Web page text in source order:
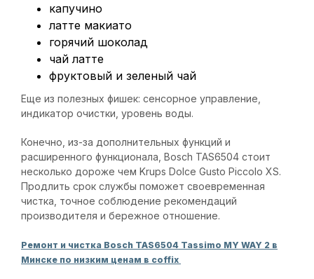
капучино
латте макиато
горячий шоколад
чай латте
фруктовый и зеленый чай
Еще из полезных фишек: сенсорное управление,
индикатор очистки, уровень воды.
Конечно, из-за дополнительных функций и
расширенного функционала, Bosch TAS6504 стоит
несколько дороже чем Krups Dolce Gusto Piccolo XS.
Продлить срок службы поможет своевременная
чистка, точное соблюдение рекомендаций
производителя и бережное отношение.
Ремонт и чистка Bosch TAS6504 Tassimo MY WAY 2 в
Минске по низким ценам в coffix